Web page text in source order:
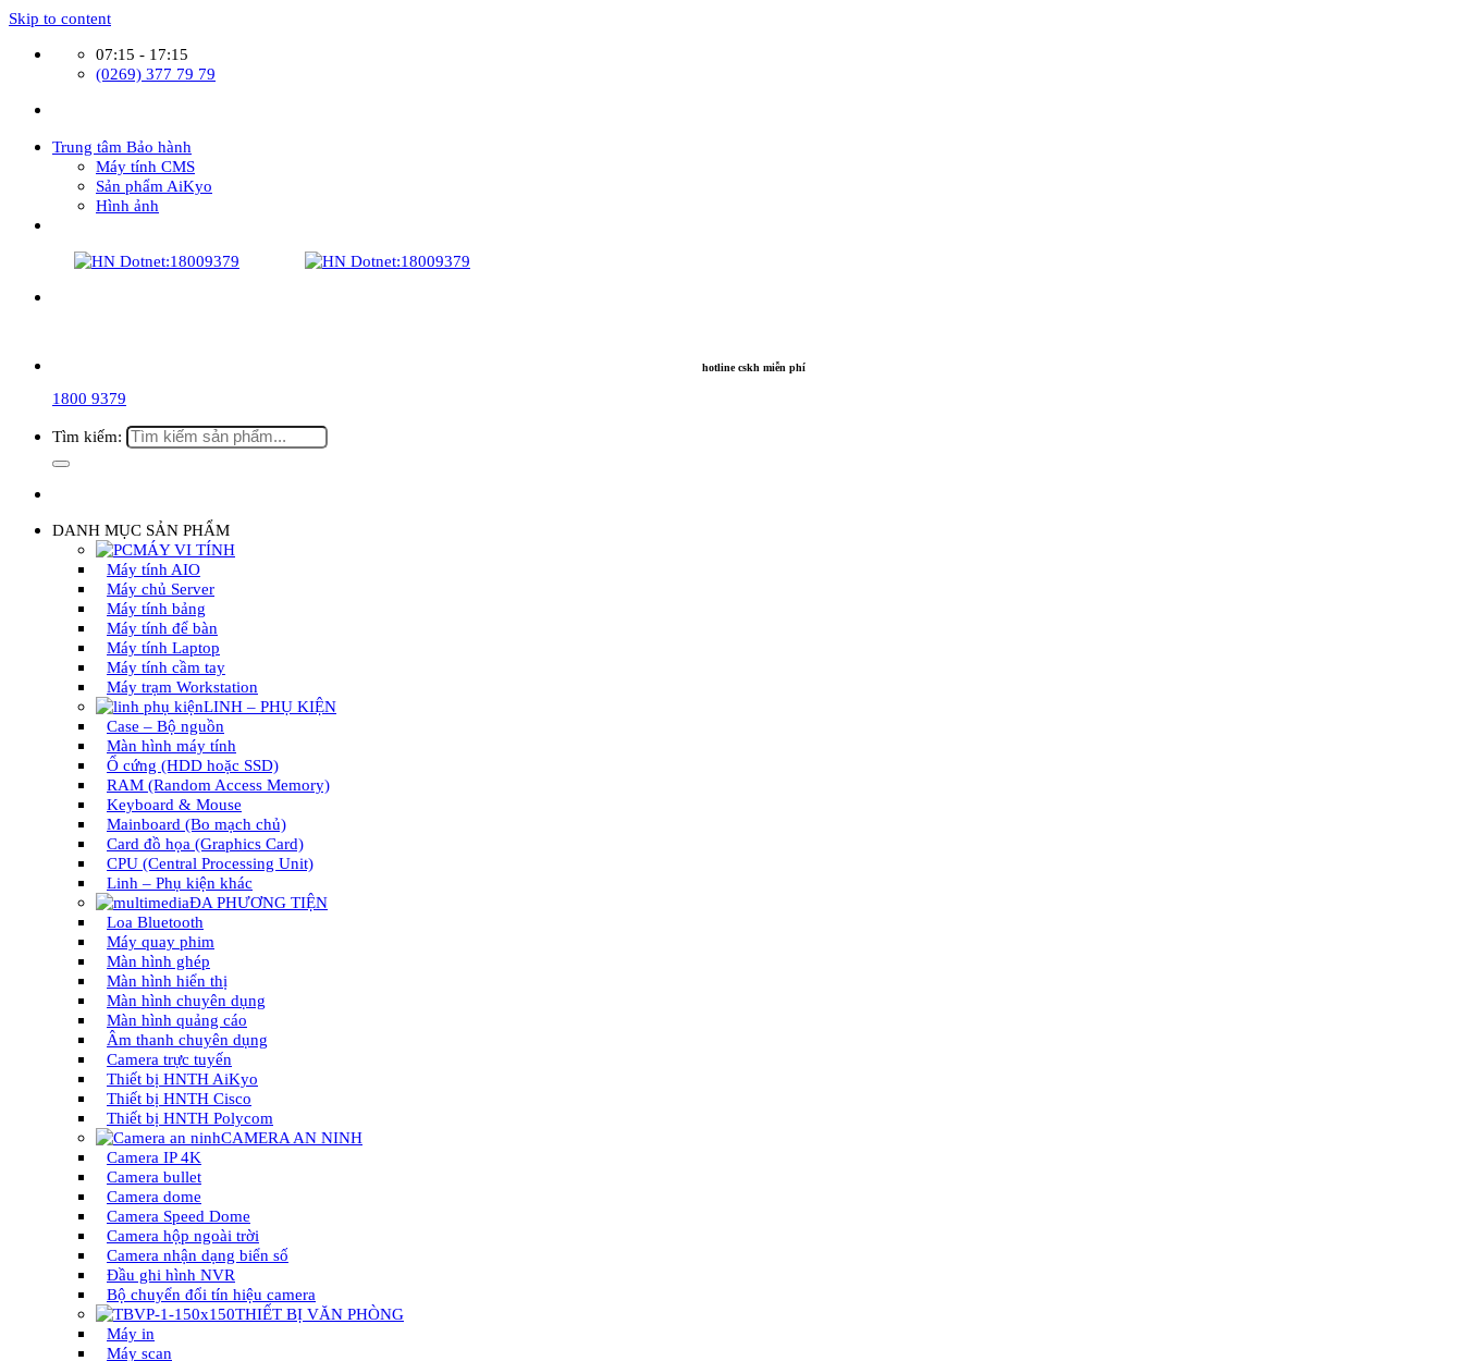
Skip to content
07:15 - 17:15
(0269) 377 79 79
Trung tâm Bảo hành
Máy tính CMS
Sản phẩm AiKyo
Hình ảnh
hotline cskh miễn phí
1800 9379
Tìm kiếm:
DANH MỤC SẢN PHẨM
MÁY VI TÍNH
Máy tính AIO
Máy chủ Server
Máy tính bảng
Máy tính để bàn
Máy tính Laptop
Máy tính cầm tay
Máy trạm Workstation
LINH – PHỤ KIỆN
Case – Bộ nguồn
Màn hình máy tính
Ổ cứng (HDD hoặc SSD)
RAM (Random Access Memory)
Keyboard & Mouse
Mainboard (Bo mạch chủ)
Card đồ họa (Graphics Card)
CPU (Central Processing Unit)
Linh – Phụ kiện khác
ĐA PHƯƠNG TIỆN
Loa Bluetooth
Máy quay phim
Màn hình ghép
Màn hình hiển thị
Màn hình chuyên dụng
Màn hình quảng cáo
Âm thanh chuyên dụng
Camera trực tuyến
Thiết bị HNTH AiKyo
Thiết bị HNTH Cisco
Thiết bị HNTH Polycom
CAMERA AN NINH
Camera IP 4K
Camera bullet
Camera dome
Camera Speed Dome
Camera hộp ngoài trời
Camera nhận dạng biển số
Đầu ghi hình NVR
Bộ chuyển đổi tín hiệu camera
THIẾT BỊ VĂN PHÒNG
Máy in
Máy scan